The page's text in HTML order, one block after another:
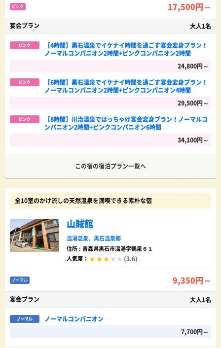
ピンク 17,500円～
宴会プラン 大人1名
ピンク
【4時間】黒石温泉でイケナイ時間を過ごす宴会変身プラン！
ノーマルコンパニオン2時間+ピンクコンパニオン2時間
24,800円～
ピンク
【6時間】黒石温泉でイケナイ時間を過ごす宴会変身プラン！
ノーマルコンパニオン2時間+ピンクコンパニオン4時間
29,500円～
ピンク
【8時間】川治温泉ではっちゃけ宴会変身プラン！ノーマルコ
ンパニオン2時間+ピンクコンパニオン6時間
34,100円～
この宿の宿泊プラン一覧へ
全10室のかけ流しの天然温泉を満喫できる素朴な宿
山賊館
温湯温泉、 黒石温泉郷
住所 : 青森県黒石市温湯字鶴泉６１
人気度：
(3.6)
ノーマル 9,350円～
宴会プラン 大人1名
ノーマル
ノーマルコンパニオン
7,700円～